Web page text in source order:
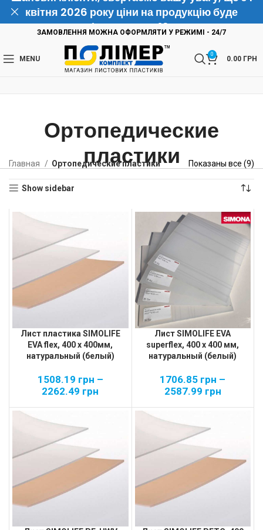
ЗАМОВЛЕННЯ МОЖНА ОФОРМЛЯТИ У РЕЖИМІ - 24/7
MENU
0
0.00 ГРН
Ортопедические
пластики
Главная Ортопедические пластики Показаны все (9)
Show sidebar
Лист пластика SIMOLIFE
EVA flex, 400 х 400мм,
натуральный (белый)
1508.19 грн –
2262.49 грн
Лист SIMOLIFE EVA
superflex, 400 х 400 мм,
натуральный (белый)
1706.85 грн –
2587.99 грн
квітня 2026 року ціни на продукцію буде
підвищено на 10%